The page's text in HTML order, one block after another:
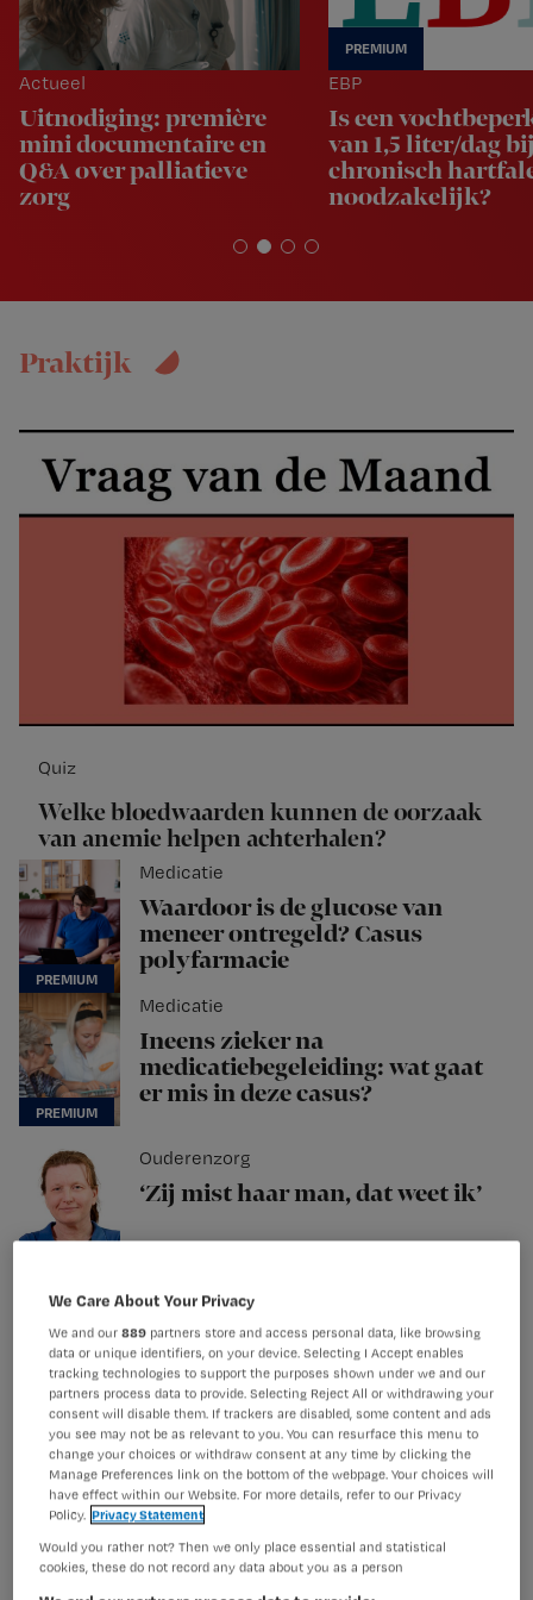
Actueel
Uitnodiging: première
mini documentaire en
Q&A over palliatieve
zorg
EBP
Is een
van 1,5 liter/dag
chronisch
noodzakelijk?
Praktijk
Quiz
Welke bloedwaarden kunnen de oorzaak
van anemie helpen achterhalen?
Medicatie
Waardoor is de glucose van
meneer ontregeld? Casus
polyfarmacie
Medicatie
Ineens zieker na
medicatiebegeleiding: wat gaat
er mis in deze casus?
Ouderenzorg
‘Zij mist haar man, dat weet ik’
Technologie
Patiënt vult via app zelf
anamnese en pijnscore in
Medicatie
Waarom valt mevrouw Mertens
steeds? Casus polyfarmacie
Ouderenzorg
We Care About Your Privacy
We and our889 partners store and access personal data, like browsing
data or unique identifiers, on your device. Selecting I Accept enables
tracking technologies to support the purposes shown under we and our
partners process data to provide. Selecting Reject All or withdrawing your
consent will disable them. If trackers are disabled, some content and ads
you see may not be as relevant to you. You can resurface this menu to
change your choices or withdraw consent at any time by clicking the
Manage Preferences link on the bottom of the webpage. Your choices will
have effect within our Website. For more details, refer to our Privacy
Policy. Privacy Statement
Would you rather not? Then we only place essential and statistical
cookies, these do not record any data about you as a person